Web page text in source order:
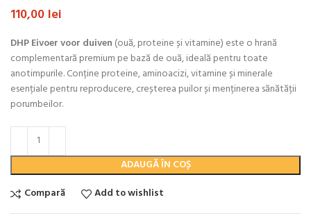
110,00 lei
DHP Eivoer voor duiven (ouă, proteine și vitamine) este o hrană
complementară premium pe bază de ouă, ideală pentru toate
anotimpurile. Conține proteine, aminoacizi, vitamine și minerale
esențiale pentru reproducere, creșterea puilor și menținerea sănătății
porumbeilor.
ADAUGĂ ÎN COȘ
Compară
Add to wishlist